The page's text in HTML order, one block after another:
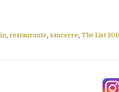
, restaurante, sancerre, The List